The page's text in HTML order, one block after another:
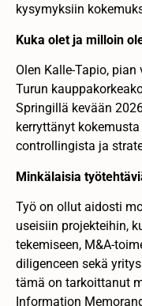
kysymyksiin
Kuka olet ja milloin
Olen Kalle-Tapio,
Turun
Springillä kevään
kerryttänyt
controllingista ja
Minkälaisia
Työ on ollut aidosti
useisiin projekteihin,
tekemiseen, M&A-
diligenceen sekä
tämä on tarkoittanut
Information